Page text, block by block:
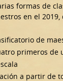
formas de
en el
de
primeros de
a partir de